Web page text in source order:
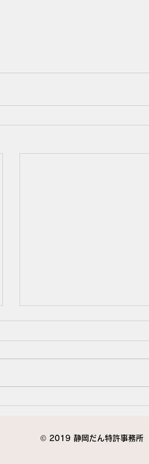
Podcast追加しました。
静岡のＦＭ局「Ｋ－ＭＩＸ」の
やすくお話することを心掛けてい
ば幸いです。
© 2019 静岡だん特許事務所